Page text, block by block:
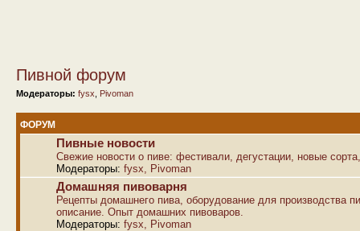
Пивной форум
Модераторы: fysx Pivoman
ФОРУМ
Пивные новости
Свежие новости о пиве: фестивали, дегустации, новые
Модераторы: fysx Pivoman
Домашняя пивоварня
Рецепты домашнего пива, оборудование для производства
описание. Опыт домашних пивоваров.
Модераторы: fysx Pivoman